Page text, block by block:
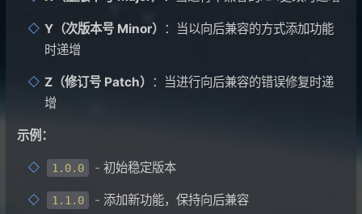
Y（次版本号 Minor） ：当以向后兼容的方式添加功能
时递增
Z（修订号 Patch） ：当进行向后兼容的错误修复时递
增
示例：
1.0.0 - 初始稳定版本
1.1.0 - 添加新功能，保持向后兼容